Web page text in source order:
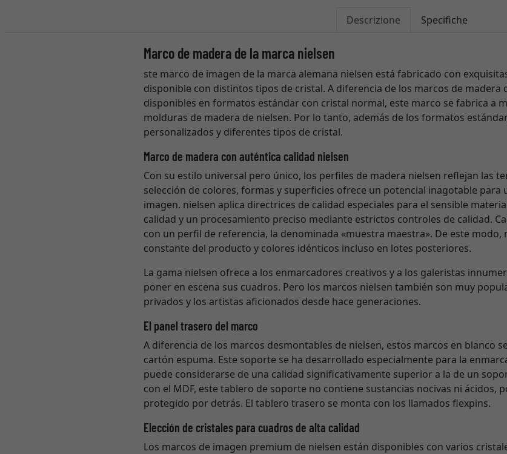
Descrizione Specifiche
Marco de madera de la marca nielsen
ste marco de imagen de la marca alemana nielsen está fabricado con
disponible con distintos tipos de cristal. A diferencia de los marcos de madera
disponibles en formatos estándar con cristal normal, este marco se fabrica a
molduras de madera de nielsen. Por lo tanto, además de los formatos
personalizados y diferentes tipos de cristal.
Marco de madera con auténtica calidad nielsen
Con su estilo universal pero único, los perfiles de madera nielsen reflejan las
selección de colores, formas y superficies ofrece un potencial inagotable para
imagen. nielsen aplica directrices de calidad especiales para el sensible
calidad y un procesamiento preciso mediante estrictos controles de calidad.
con un perfil de referencia, la denominada «muestra maestra». De este modo,
constante del producto y colores idénticos incluso en lotes posteriores.
La gama nielsen ofrece a los enmarcadores creativos y a los galeristas
poner en escena sus cuadros. Pero los marcos nielsen también son muy
privados y los artistas aficionados desde hace generaciones.
El panel trasero del marco
A diferencia de los marcos desmontables de nielsen, estos marcos en blanco
cartón espuma. Este soporte se ha desarrollado especialmente para la
puede considerarse de una calidad significativamente superior a la de un
con el MDF, este tablero de soporte no contiene sustancias nocivas ni ácidos,
protegido por detrás. El tablero trasero se monta con los llamados flexpins.
Elección de cristales para cuadros de alta calidad
Los marcos de imagen premium de nielsen están disponibles con varios